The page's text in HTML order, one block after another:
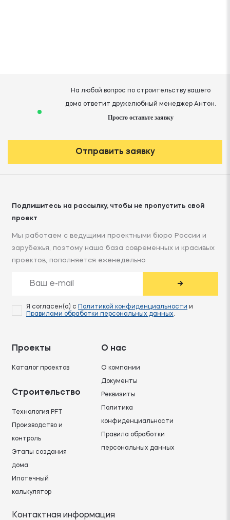
На любой вопрос по строительству вашего
дома ответит дружелюбный менеджер Антон.
Просто оставьте заявку
Отправить заявку
Подпишитесь на рассылку, чтобы не пропустить свой
проект
Мы работаем с ведущими проектными бюро России и
зарубежья, поэтому наша база современных и красивых
проектов, пополняется еженедельно
→
Я согласен(а) с Политикой конфиденциальности и
Правилами обработки персональных данных.
Проекты
Каталог проектов
Строительство
Технология PFT
Производство и
контроль
Этапы создания
дома
Ипотечный
калькулятор
О нас
О компании
Документы
Реквизиты
Политика
конфиденциальности
Правила обработки
персональных данных
Контактная информация